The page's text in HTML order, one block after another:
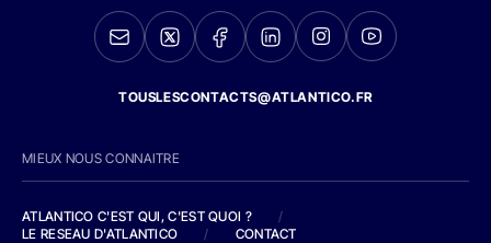
TOUSLESCONTACTS@ATLANTICO.FR
MIEUX NOUS CONNAITRE
ATLANTICO C'EST QUI, C'EST QUOI ?
/
LE RESEAU D'ATLANTICO
/ CONTACT